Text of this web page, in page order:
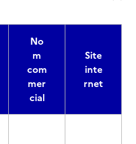
No
m
com
mer
cial
Site
inte
rnet